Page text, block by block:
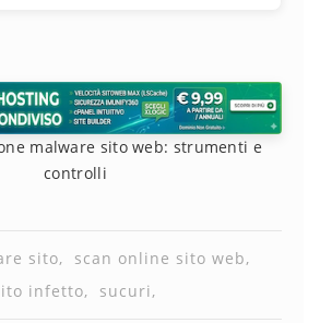
malware sito web: strumenti e
controlli
sito
scan online sito web
infetto sucuri